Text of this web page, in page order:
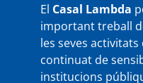
El Casal Lambda
important treball
les seves
continuat de
institucions